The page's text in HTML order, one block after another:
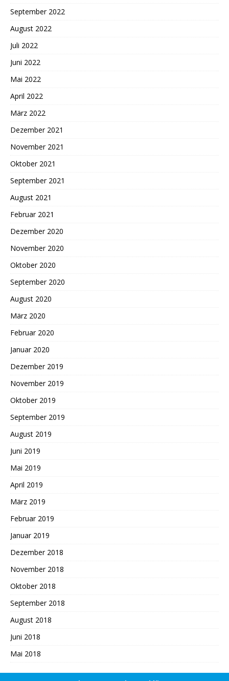
September 2022
August 2022
Juli 2022
Juni 2022
Mai 2022
April 2022
März 2022
Dezember 2021
November 2021
Oktober 2021
September 2021
August 2021
Februar 2021
Dezember 2020
November 2020
Oktober 2020
September 2020
August 2020
März 2020
Februar 2020
Januar 2020
Dezember 2019
November 2019
Oktober 2019
September 2019
August 2019
Juni 2019
Mai 2019
April 2019
März 2019
Februar 2019
Januar 2019
Dezember 2018
November 2018
Oktober 2018
September 2018
August 2018
Juni 2018
Mai 2018